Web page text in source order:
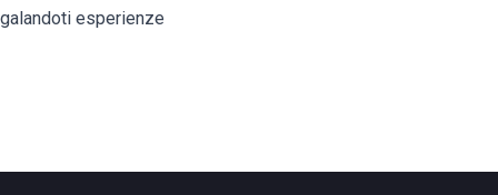
esperienze